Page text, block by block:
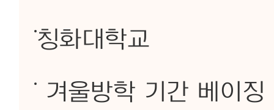
칭화대학교
겨울방학 기간 베이